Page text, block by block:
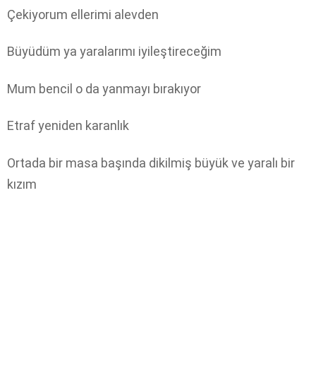
Çekiyorum ellerimi alevden
Büyüdüm ya yaralarımı iyileştireceğim
Mum bencil o da yanmayı bırakıyor
Etraf yeniden karanlık
Ortada bir masa başında dikilmiş büyük ve yaralı bir
kızım